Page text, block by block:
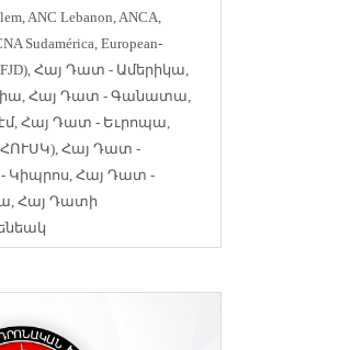
ANC Lebanon ANCA
Sudamérica European-
Հայ Դատ - Ամերիկա
Հայ Դատ - Գանատա
, Հայ Դատ - Եւրոպա
Հայ Դատ -
Կիպրոս Հայ Դատ -
Հայ Դատի